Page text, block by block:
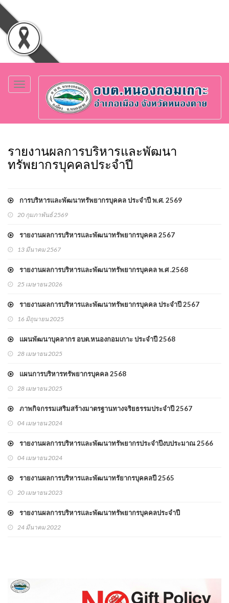
Toggle
navigation
รายงานผลการบริหารและพัฒนา
ทรัพยากรบุคคลประจำปี
การบริหารและพัฒนาทรัพยากรบุคคล ประจำปี พ.ศ. 2569
20 กุมภาพันธ์ 2569
รายงานผลการบริหารและพัฒนาทรัพยากรบุคคล 2567
13 มีนาคม 2567
รายงานผลการบริหารและพัฒนาทรัพยากรบุคคล พ.ศ .2568
25 เมษายน 2026
รายงานผลการบริหารและพัฒนาทรัพยากรบุคคล ประจำปี 2567
16 มิถุนายน 2025
แผนพัฒนาบุคลากร อบต.หนองกอมเกาะ ประจำปี 2568
28 เมษายน 2025
แผนการบริหารทรัพยากรบุคคล 2568
28 เมษายน 2025
ภาพกิจกรรมเสริมสร้างมาตรฐานทางจริยธรรมประจำปี 2567
04 เมษายน 2024
รายงานผลการบริหารและพัฒนาทรัพยากรประจำปีงบประมาณ 2566
04 เมษายน 2024
รายงานผลการบริหารและพัฒนาทรัยากรบุคคลปี 2565
20 เมษายน 2023
รายงานผลการบริหารและพัฒนาทรัพยากรบุคคลประจำปี
24 มีนาคม 2022